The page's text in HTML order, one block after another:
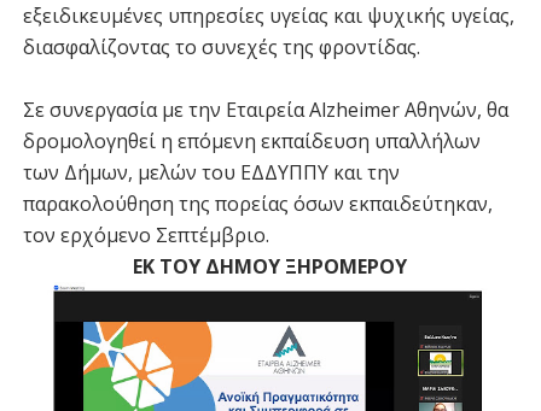
εξειδικευμένες υπηρεσίες υγείας και ψυχικής υγείας,
διασφαλίζοντας το συνεχές της φροντίδας.
Σε συνεργασία με την Εταιρεία Alzheimer Αθηνών, θα
δρομολογηθεί η επόμενη εκπαίδευση υπαλλήλων
των Δήμων, μελών του ΕΔΔΥΠΠΥ και την
παρακολούθηση της πορείας όσων εκπαιδεύτηκαν,
τον ερχόμενο Σεπτέμβριο.
ΕΚ ΤΟΥ ΔΗΜΟΥ ΞΗΡΟΜΕΡΟΥ